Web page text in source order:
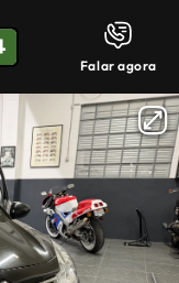
Falar agora